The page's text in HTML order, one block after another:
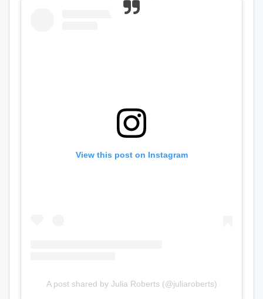
View this post on Instagram
A post shared by Julia Roberts (@juliaroberts)